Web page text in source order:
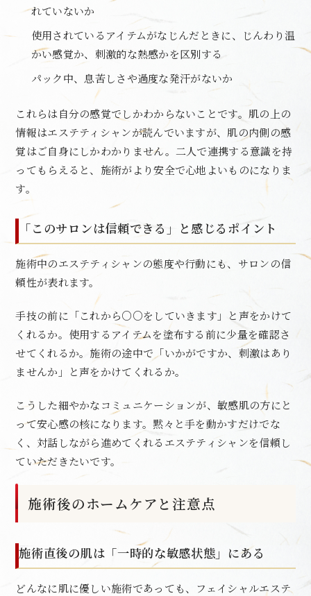
れていないか
使用されているアイテムがなじんだときに、じんわり温
かい感覚か、刺激的な熱感かを区別する
パック中、息苦しさや過度な発汗がないか
これらは自分の感覚でしかわからないことです。肌の上の
情報はエステティシャンが読んでいますが、肌の内側の感
覚はご自身にしかわかりません。二人で連携する意識を持
ってもらえると、施術がより安全で心地よいものになりま
す。
「このサロンは信頼できる」と感じるポイント
施術中のエステティシャンの態度や行動にも、サロンの信
頼性が表れます。
手技の前に「これから○○をしていきます」と声をかけて
くれるか。使用するアイテムを塗布する前に少量を確認さ
せてくれるか。施術の途中で「いかがですか、刺激はあり
ませんか」と声をかけてくれるか。
こうした細やかなコミュニケーションが、敏感肌の方にと
って安心感の核になります。黙々と手を動かすだけでな
く、対話しながら進めてくれるエステティシャンを信頼し
ていただきたいです。
施術後のホームケアと注意点
施術直後の肌は「一時的な敏感状態」にある
どんなに肌に優しい施術であっても、フェイシャルエステ